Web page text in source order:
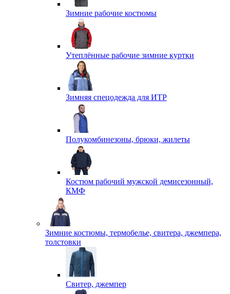
Зимние рабочие костюмы
Утеплённые рабочие зимние куртки
Зимняя спецодежда для ИТР
Полукомбинезоны, брюки, жилеты
Костюм рабочий мужской демисезонный,
КМФ
Зимние костюмы, термобелье, свитера, джемпера,
толстовки
Свитер, джемпер